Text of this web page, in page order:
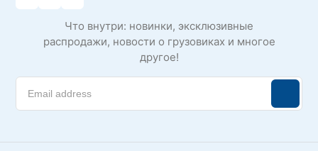
Что внутри: новинки, эксклюзивные
распродажи, новости о грузовиках и многое
другое!